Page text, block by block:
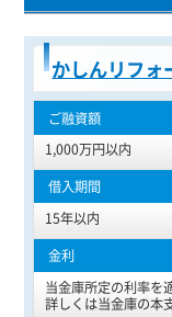
かしんリフォ
1,000万円以内
15年以内
当金庫所定の利率を
詳しくは当金庫の本